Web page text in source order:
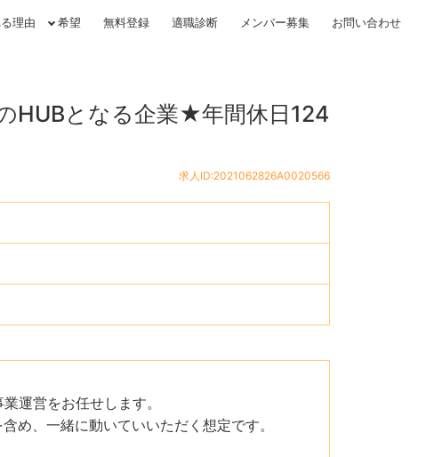
理由 希望 無料登録 適職診断 メンバー募集 お問い合わせ
HUBとなる企業★年間休日124
求人ID:2021062826A0020566
運営をお任せします。
め、一緒に動いていいただく想定です。